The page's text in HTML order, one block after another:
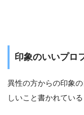
印象のいいプロ
異性の方からの印象
しいこと書かれている